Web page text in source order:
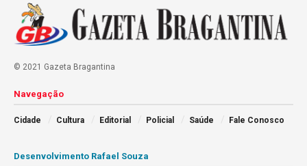
© 2021 Gazeta Bragantina
Navegação
Cidade Cultura Editorial Policial Saúde Fale Conosco
Desenvolvimento Rafael Souza